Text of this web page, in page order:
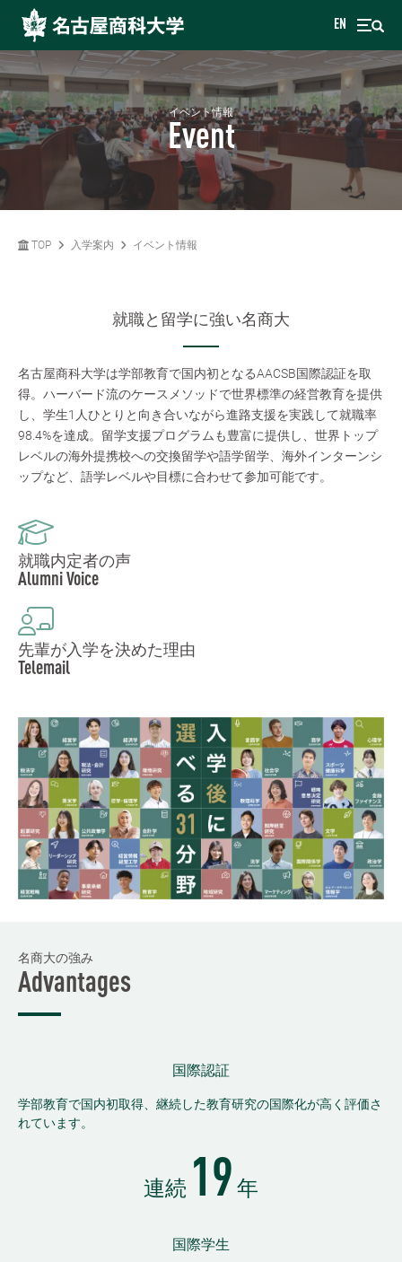
EN
イベント情報
Event
TOP 入学案内 イベント情報
就職と留学に強い名商大
名古屋商科大学は学部教育で国内初となるAACSB国際認証を取
得。ハーバード流のケースメソッドで世界標準の経営教育を提供
し、学生1人ひとりと向き合いながら進路支援を実践して就職率
98.4%を達成。留学支援プログラムも豊富に提供し、世界トップ
レベルの海外提携校への交換留学や語学留学、海外インターンシ
ップなど、語学レベルや目標に合わせて参加可能です。
就職内定者の声
Alumni Voice
先輩が入学を決めた理由
Telemail
名商大の強み
Advantages
国際認証
学部教育で国内初取得、継続した教育研究の国際化が高く評価さ
れています。
連続 19 年
国際学生